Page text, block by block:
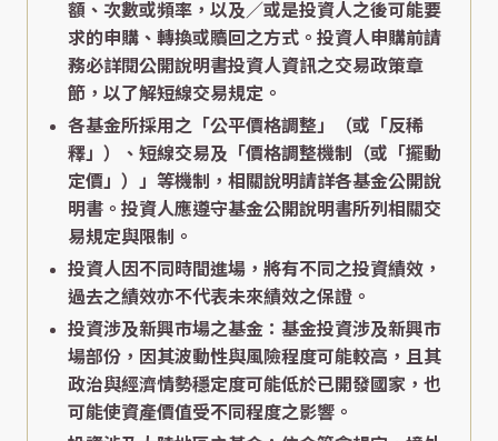
額、次數或頻率，以及／或是投資人之後可能要
求的申購、轉換或贖回之方式。投資人申購前請
務必詳閱公開說明書投資人資訊之交易政策章
節，以了解短線交易規定。
各基金所採用之「公平價格調整」（或「反稀
釋」）、短線交易及「價格調整機制（或「擺動
定價」）」等機制，相關說明請詳各基金公開說
明書。投資人應遵守基金公開說明書所列相關交
易規定與限制。
投資人因不同時間進場，將有不同之投資績效，
過去之績效亦不代表未來績效之保證。
投資涉及新興市場之基金：基金投資涉及新興市
場部份，因其波動性與風險程度可能較高，且其
政治與經濟情勢穩定度可能低於已開發國家，也
可能使資產價值受不同程度之影響。